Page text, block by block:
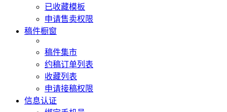
已收藏模板
申请售卖权限
稿件橱窗
稿件集市
约稿订单列表
收藏列表
申请接稿权限
信息认证